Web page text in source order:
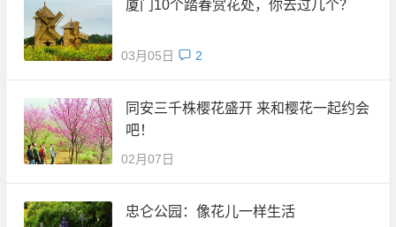
厦门10个踏春赏花处，你去过几个？
03月05日 2
同安三千株樱花盛开 来和樱花一起约会
吧！
02月07日
忠仑公园：像花儿一样生活